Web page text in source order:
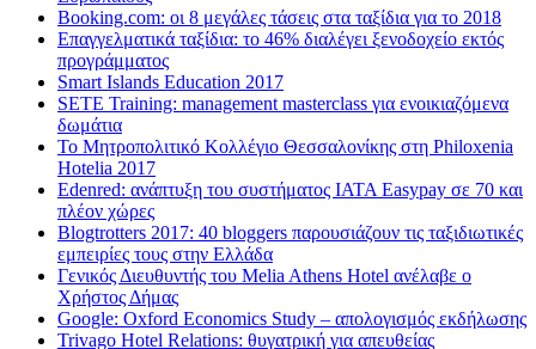
Booking.com: οι 8 μεγάλες τάσεις στα ταξίδια για το 2018
Επαγγελματικά ταξίδια: το 46% διαλέγει ξενοδοχείο εκτός
προγράμματος
Smart Islands Education 2017
SETE Training: management masterclass για ενοικιαζόμενα
δωμάτια
Το Μητροπολιτικό Κολλέγιο Θεσσαλονίκης στη Philoxenia
Hotelia 2017
Edenred: ανάπτυξη του συστήματος IATA Easypay σε 70 και
πλέον χώρες
Blogtrotters 2017: 40 bloggers παρουσιάζουν τις ταξιδιωτικές
εμπειρίες τους στην Ελλάδα
Γενικός Διευθυντής του Melia Athens Hotel ανέλαβε ο
Χρήστος Δήμας
Google: Oxford Economics Study – απολογισμός εκδήλωσης
Trivago Hotel Relations: θυγατρική για απευθείας